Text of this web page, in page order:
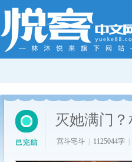
灭她满门
宫斗宅斗 1125044字